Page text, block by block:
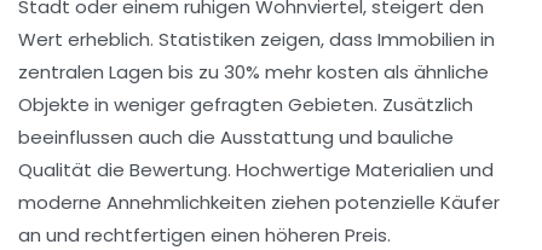
Stadt oder einem ruhigen Wohnviertel, steigert den
Wert erheblich. Statistiken zeigen, dass Immobilien in
zentralen Lagen bis zu 30% mehr kosten als ähnliche
Objekte in weniger gefragten Gebieten. Zusätzlich
beeinflussen auch die Ausstattung und bauliche
Qualität die Bewertung. Hochwertige Materialien und
moderne Annehmlichkeiten ziehen potenzielle Käufer
an und rechtfertigen einen höheren Preis.